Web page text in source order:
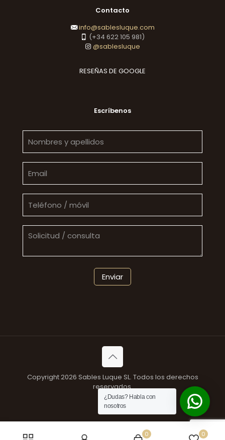
Contacto
info@sablesluque.com
(+34 622 105 981)
@sablesluque
RESEÑAS DE GOOGLE
Escríbenos
Copyright 2026 Sables Luque SL. Todos los derechos
reservados.
0 0
¿Dudas? Habla con
nosotros